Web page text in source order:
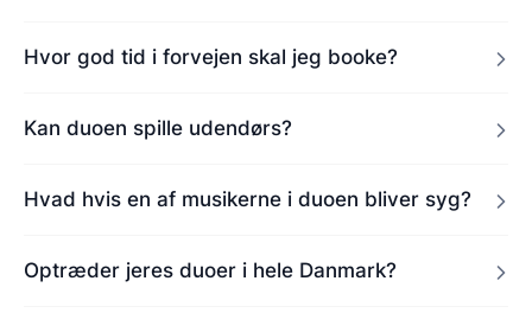
Hvor god tid i forvejen skal jeg booke?
Kan duoen spille udendørs?
Hvad hvis en af musikerne i duoen bliver syg?
Optræder jeres duoer i hele Danmark?